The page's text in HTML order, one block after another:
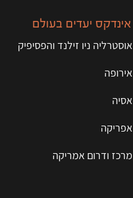
אינדקס יעדים בעולם
אוסטרליה ניו זילנד והפסיפיק
אירופה
אסיה
אפריקה
מרכז ודרום אמריקה